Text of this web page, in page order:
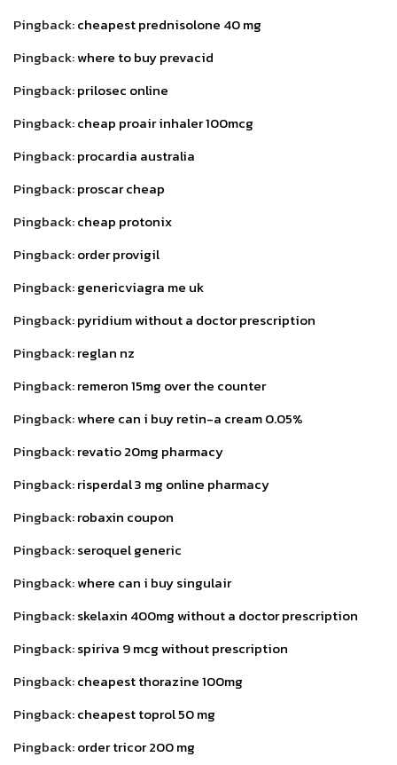
Pingback:cheapest prednisolone 40 mg
Pingback:where to buy prevacid
Pingback:prilosec online
Pingback:cheap proair inhaler 100mcg
Pingback:procardia australia
Pingback:proscar cheap
Pingback:cheap protonix
Pingback:order provigil
Pingback:genericviagra me uk
Pingback:pyridium without a doctor prescription
Pingback:reglan nz
Pingback:remeron 15mg over the counter
Pingback:where can i buy retin-a cream 0.05%
Pingback:revatio 20mg pharmacy
Pingback:risperdal 3 mg online pharmacy
Pingback:robaxin coupon
Pingback:seroquel generic
Pingback:where can i buy singulair
Pingback:skelaxin 400mg without a doctor prescription
Pingback:spiriva 9 mcg without prescription
Pingback:cheapest thorazine 100mg
Pingback:cheapest toprol 50 mg
Pingback:order tricor 200 mg